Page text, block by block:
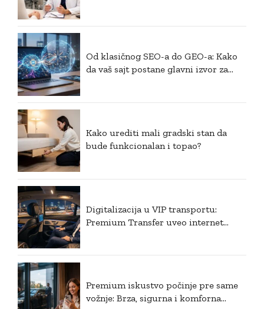
Od klasičnog SEO-a do GEO-a: Kako
da vaš sajt postane glavni izvor za
Kako urediti mali gradski stan da
bude funkcionalan i topao?
Digitalizacija u VIP transportu:
Premium Transfer uveo internet
Premium iskustvo počinje pre same
vožnje: Brza, sigurna i komforna